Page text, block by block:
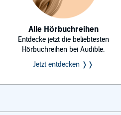
Alle Hörbuchreihen
Entdecke jetzt die beliebtesten
Hörbuchreihen bei Audible.
Jetzt entdecken ❭❭